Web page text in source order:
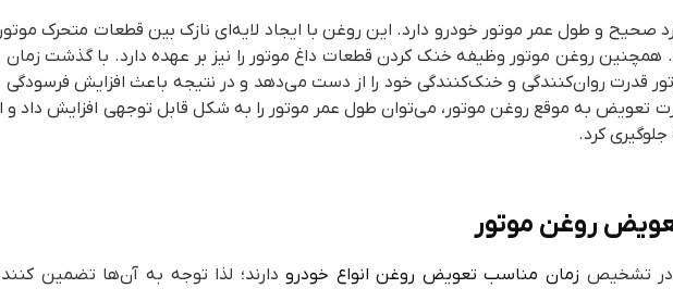
و طول عمر موتور خودرو دارد. این روغن با ایجاد لایه‌ای نازک بین قطعات متحرک
روغن موتور وظیفه خنک کردن قطعات داغ موتور را نیز بر عهده دارد. با گذشت زمان
قدرت روان‌کنندگی و خنک‌کنندگی خود را از دست می‌دهد و در نتیجه باعث افزایش فرسودگی
به موقع روغن موتور، می‌توان طول عمر موتور را به شکل قابل توجهی افزایش داد و
کرد.
روغن موتور
در تشخیص زمان مناسب تعویض روغن انواع خودرودارند؛ لذا توجه به آن‌ها تضمین